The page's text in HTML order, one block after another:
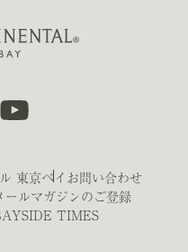
東京ベイ お問い合わせ
ールマガジンのご登録
TIMES